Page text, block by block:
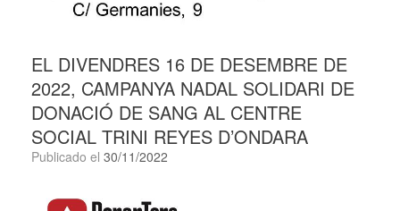
EL DIVENDRES 16 DE DESEMBRE DE
2022, CAMPANYA NADAL SOLIDARI DE
DONACIÓ DE SANG AL CENTRE
SOCIAL TRINI REYES D’ONDARA
Publicado el 30/11/2022